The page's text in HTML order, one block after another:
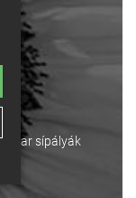
sípályák